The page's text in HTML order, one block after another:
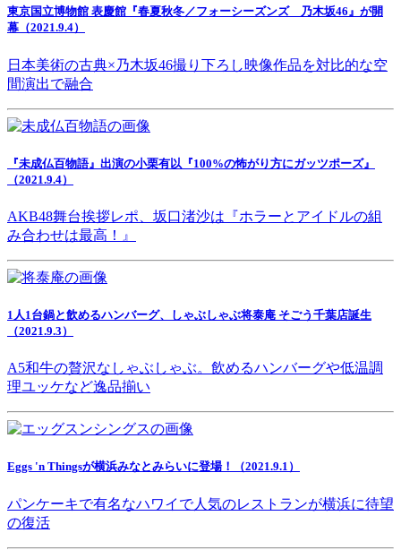
東京国立博物館 表慶館『春夏秋冬／フォーシーズンズ 乃木坂46』が開
幕（2021.9.4）
日本美術の古典×乃木坂46撮り下ろし映像作品を対比的な空
間演出で融合
『未成仏百物語』出演の小栗有以『100%の怖がり方にガッツポーズ』
（2021.9.4）
AKB48舞台挨拶レポ、坂口渚沙は『ホラーとアイドルの組
み合わせは最高！』
1人1台鍋と飲めるハンバーグ、しゃぶしゃぶ将泰庵 そごう千葉店誕生
（2021.9.3）
A5和牛の贅沢なしゃぶしゃぶ。飲めるハンバーグや低温調
理ユッケなど逸品揃い
Eggs 'n Thingsが横浜みなとみらいに登場！（2021.9.1）
パンケーキで有名なハワイで人気のレストランが横浜に待望
の復活